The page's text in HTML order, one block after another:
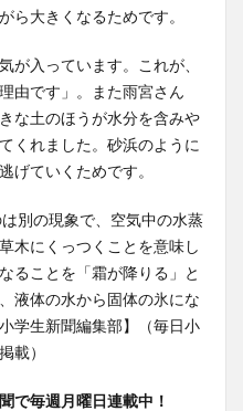
ら大きくなるためです。
入っています。これが、
由です」。また雨宮さん
な土のほうが水分を含みや
くれました。砂浜のように
げていくためです。
別の現象で、空気中の水蒸
木にくっつくことを意味し
ることを「霜が降りる」と
液体の水から固体の氷にな
学生新聞編集部】（毎日小
載）
で毎週月曜日連載中！